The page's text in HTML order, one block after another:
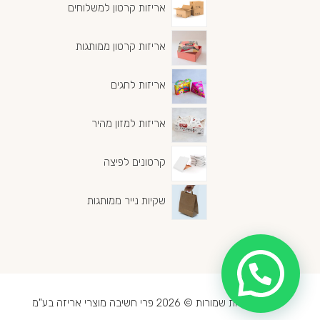
אריזות קרטון למשלוחים
אריזות קרטון ממותגות
אריזות לחגים
אריזות למזון מהיר
קרטונים לפיצה
שקיות נייר ממותגות
כל הזכויות שמורות © 2026 פרי חשיבה מוצרי אריזה בע"מ